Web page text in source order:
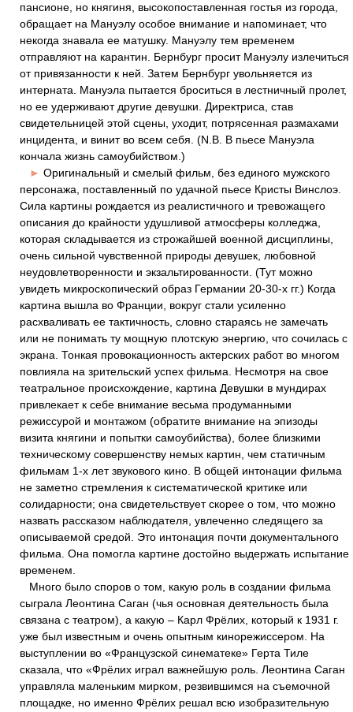
пансионе, но княгиня, высокопоставленная гостья из города,
обращает на Мануэлу особое внимание и напоминает, что
некогда знавала ее матушку. Мануэлу тем временем
отправляют на карантин. Бернбург просит Мануэлу излечиться
от привязанности к ней. Затем Бернбург увольняется из
интерната. Мануэла пытается броситься в лестничный пролет,
но ее удерживают другие девушки. Директриса, став
свидетельницей этой сцены, уходит, потрясенная размахами
инцидента, и винит во всем себя. (N.B. В пьесе Мануэла
кончала жизнь самоубийством.)
► Оригинальный и смелый фильм, без единого мужского
персонажа, поставленный по удачной пьесе Кристы Винслоэ.
Сила картины рождается из реалистичного и тревожащего
описания до крайности удушливой атмосферы колледжа,
которая складывается из строжайшей военной дисциплины,
очень сильной чувственной природы девушек, любовной
неудовлетворенности и экзальтированности. (Тут можно
увидеть микроскопический образ Германии 20-30-х гг.) Когда
картина вышла во Франции, вокруг стали усиленно
расхваливать ее тактичность, словно стараясь не замечать
или не понимать ту мощную плотскую энергию, что сочилась с
экрана. Тонкая провокационность актерских работ во многом
повлияла на зрительский успех фильма. Несмотря на свое
театральное происхождение, картина Девушки в мундирах
привлекает к себе внимание весьма продуманными
режиссурой и монтажом (обратите внимание на эпизоды
визита княгини и попытки самоубийства), более близкими
техническому совершенству немых картин, чем статичным
фильмам 1-х лет звукового кино. В общей интонации фильма
не заметно стремления к систематической критике или
солидарности; она свидетельствует скорее о том, что можно
назвать рассказом наблюдателя, увлеченно следящего за
описываемой средой. Это интонация почти документального
фильма. Она помогла картине достойно выдержать испытание
временем.
Много было споров о том, какую роль в создании фильма
сыграла Леонтина Саган (чья основная деятельность была
связана с театром), а какую – Карл Фрёлих, который к 1931 г.
уже был известным и очень опытным кинорежиссером. На
выступлении во «Французской синематеке» Герта Тиле
сказала, что «Фрёлих играл важнейшую роль. Леонтина Саган
управляла маленьким мирком, резвившимся на съемочной
площадке, но именно Фрёлих решал всю изобразительную